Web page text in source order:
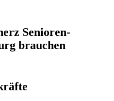
Senioren­
brauchen